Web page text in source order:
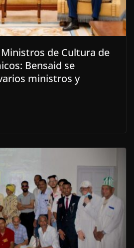
de Cultura de
Bensaid se
ministros y